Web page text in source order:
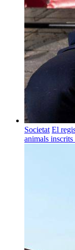
Societat El
animals inscrits